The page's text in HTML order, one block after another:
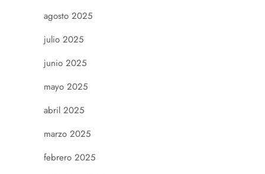
agosto 2025
julio 2025
junio 2025
mayo 2025
abril 2025
marzo 2025
febrero 2025